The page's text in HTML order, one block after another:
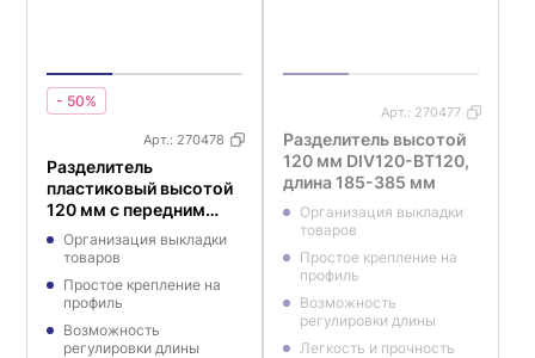
- 50%
Арт.: 270478
Разделитель
пластиковый высотой
120 мм с передним
ограничителем
DIV120-BTW120, длина
Организация выкладки
товаров
Простое крепление на
профиль
Возможность
регулировки длины
Арт.: 270477
Разделитель высотой
120 мм DIV120-BT120,
длина 185-385 мм
Организация выкладки
товаров
Простое крепление на
профиль
Возможность
регулировки длины
Легкость и прочность